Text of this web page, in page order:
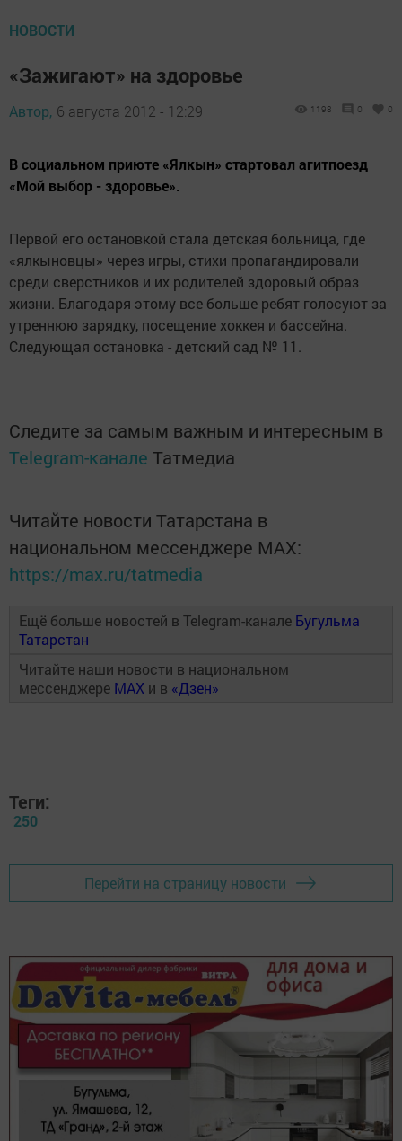
НОВОСТИ
«Зажигают» на здоровье
Автор, 6 августа 2012 - 12:29 1198 0 0
В социальном приюте «Ялкын» стартовал агитпоезд
«Мой выбор - здоровье».
Первой его остановкой стала детская больница, где
«ялкыновцы» через игры, стихи пропагандировали
среди сверстников и их родителей здоровый образ
жизни. Благодаря этому все больше ребят голосуют за
утреннюю зарядку, посещение хоккея и бассейна.
Следующая остановка - детский сад № 11.
Следите за самым важным и интересным в
Telegram-канале Татмедиа
Читайте новости Татарстана в
национальном мессенджере MАХ:
https://max.ru/tatmedia
Ещё больше новостей в Telegram-канале Бугульма
Татарстан
Читайте наши новости в национальном
мессенджере MAX и в «Дзен»
Теги:
250
Перейти на страницу новости